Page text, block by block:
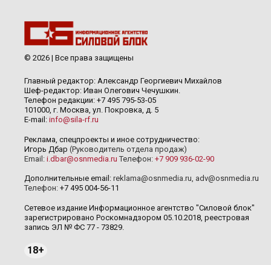
© 2026 | Все права защищены
Главный редактор: Александр Георгиевич Михайлов
Шеф-редактор: Иван Олегович Чечушкин.
Телефон редакции: +7 495 795-53-05
101000, г. Москва, ул. Покровка, д. 5
E-mail: info@sila-rf.ru
Реклама, спецпроекты и иное сотрудничество:
Игорь Дбар (Руководитель отдела продаж)
Email: i.dbar@osnmedia.ru Телефон: +7 909 936-02-90
Дополнительные email: reklama@osnmedia.ru, adv@osnmedia.ru
Телефон: +7 495 004-56-11
Сетевое издание Информационное агентство "Силовой блок"
зарегистрировано Роскомнадзором 05.10.2018, реестровая
запись ЭЛ № ФС 77 - 73829.
18+